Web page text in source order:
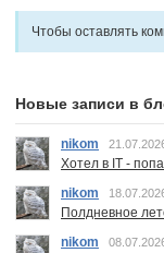
Чтобы оставлять
Новые записи в
nikom
Хотел в IT -
nikom
Полдневное
nikom